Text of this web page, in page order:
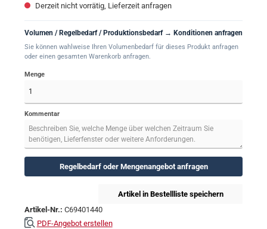
Derzeit nicht vorrätig, Lieferzeit anfragen
Volumen / Regelbedarf / Produktionsbedarf → Konditionen anfragen
Sie können wahlweise Ihren Volumenbedarf für dieses Produkt anfragen
oder einen gesamten Warenkorb anfragen.
Menge
Kommentar
Regelbedarf oder Mengenangebot anfragen
Artikel in Bestellliste speichern
Artikel-Nr.: C69401440
PDF-Angebot erstellen